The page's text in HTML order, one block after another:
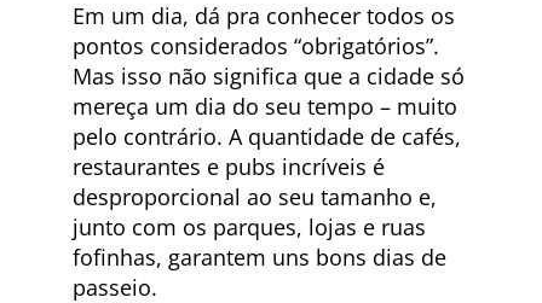
Em um dia, dá pra conhecer todos os
pontos considerados “obrigatórios”.
Mas isso não significa que a cidade só
mereça um dia do seu tempo – muito
pelo contrário. A quantidade de cafés,
restaurantes e pubs incríveis é
desproporcional ao seu tamanho e,
junto com os parques, lojas e ruas
fofinhas, garantem uns bons dias de
passeio.